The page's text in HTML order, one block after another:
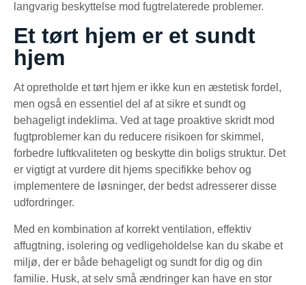
langvarig beskyttelse mod fugtrelaterede problemer.
Et tørt hjem er et sundt
hjem
At opretholde et tørt hjem er ikke kun en æstetisk fordel,
men også en essentiel del af at sikre et sundt og
behageligt indeklima. Ved at tage proaktive skridt mod
fugtproblemer kan du reducere risikoen for skimmel,
forbedre luftkvaliteten og beskytte din boligs struktur. Det
er vigtigt at vurdere dit hjems specifikke behov og
implementere de løsninger, der bedst adresserer disse
udfordringer.
Med en kombination af korrekt ventilation, effektiv
affugtning, isolering og vedligeholdelse kan du skabe et
miljø, der er både behageligt og sundt for dig og din
familie. Husk, at selv små ændringer kan have en stor